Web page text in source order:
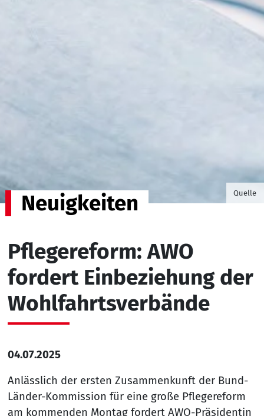
©Foto
Quelle
Neuigkeiten
Pflegereform: AWO
fordert Einbeziehung der
Wohlfahrtsverbände
04.07.2025
Anlässlich der ersten Zusammenkunft der Bund-
Länder-Kommission für eine große Pflegereform
am kommenden Montag fordert AWO-Präsidentin